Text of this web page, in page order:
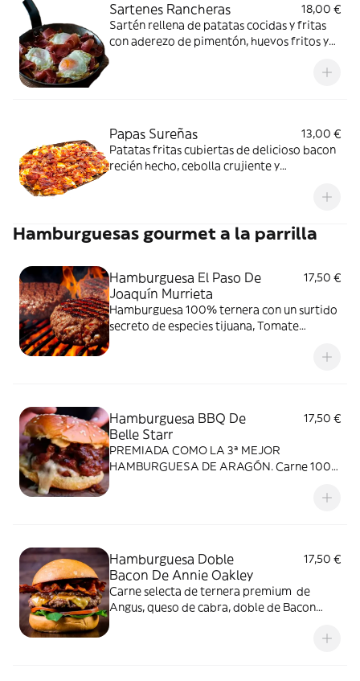
Sartenes Rancheras
18,00 €
Sartén rellena de patatas cocidas y fritas
con aderezo de pimentón, huevos fritos y
Papas Sureñas
13,00 €
Patatas fritas cubiertas de delicioso bacon
recién hecho, cebolla crujiente y
Hamburguesas gourmet a la parrilla
Hamburguesa El Paso De
Joaquín Murrieta
17,50 €
Hamburguesa 100% ternera con un surtido
secreto de especies tijuana, Tomate
picante de chile chipotle y acompañado de
Hamburguesa BBQ De
Belle Starr
17,50 €
PREMIADA COMO LA 3ª MEJOR
HAMBURGUESA DE ARAGÓN. Carne 100
brie y mozzarella con mermelada de bacon
Hamburguesa Doble
Bacon De Annie Oakley
17,50 €
Carne selecta de ternera premium de
Angus, queso de cabra, doble de Bacon